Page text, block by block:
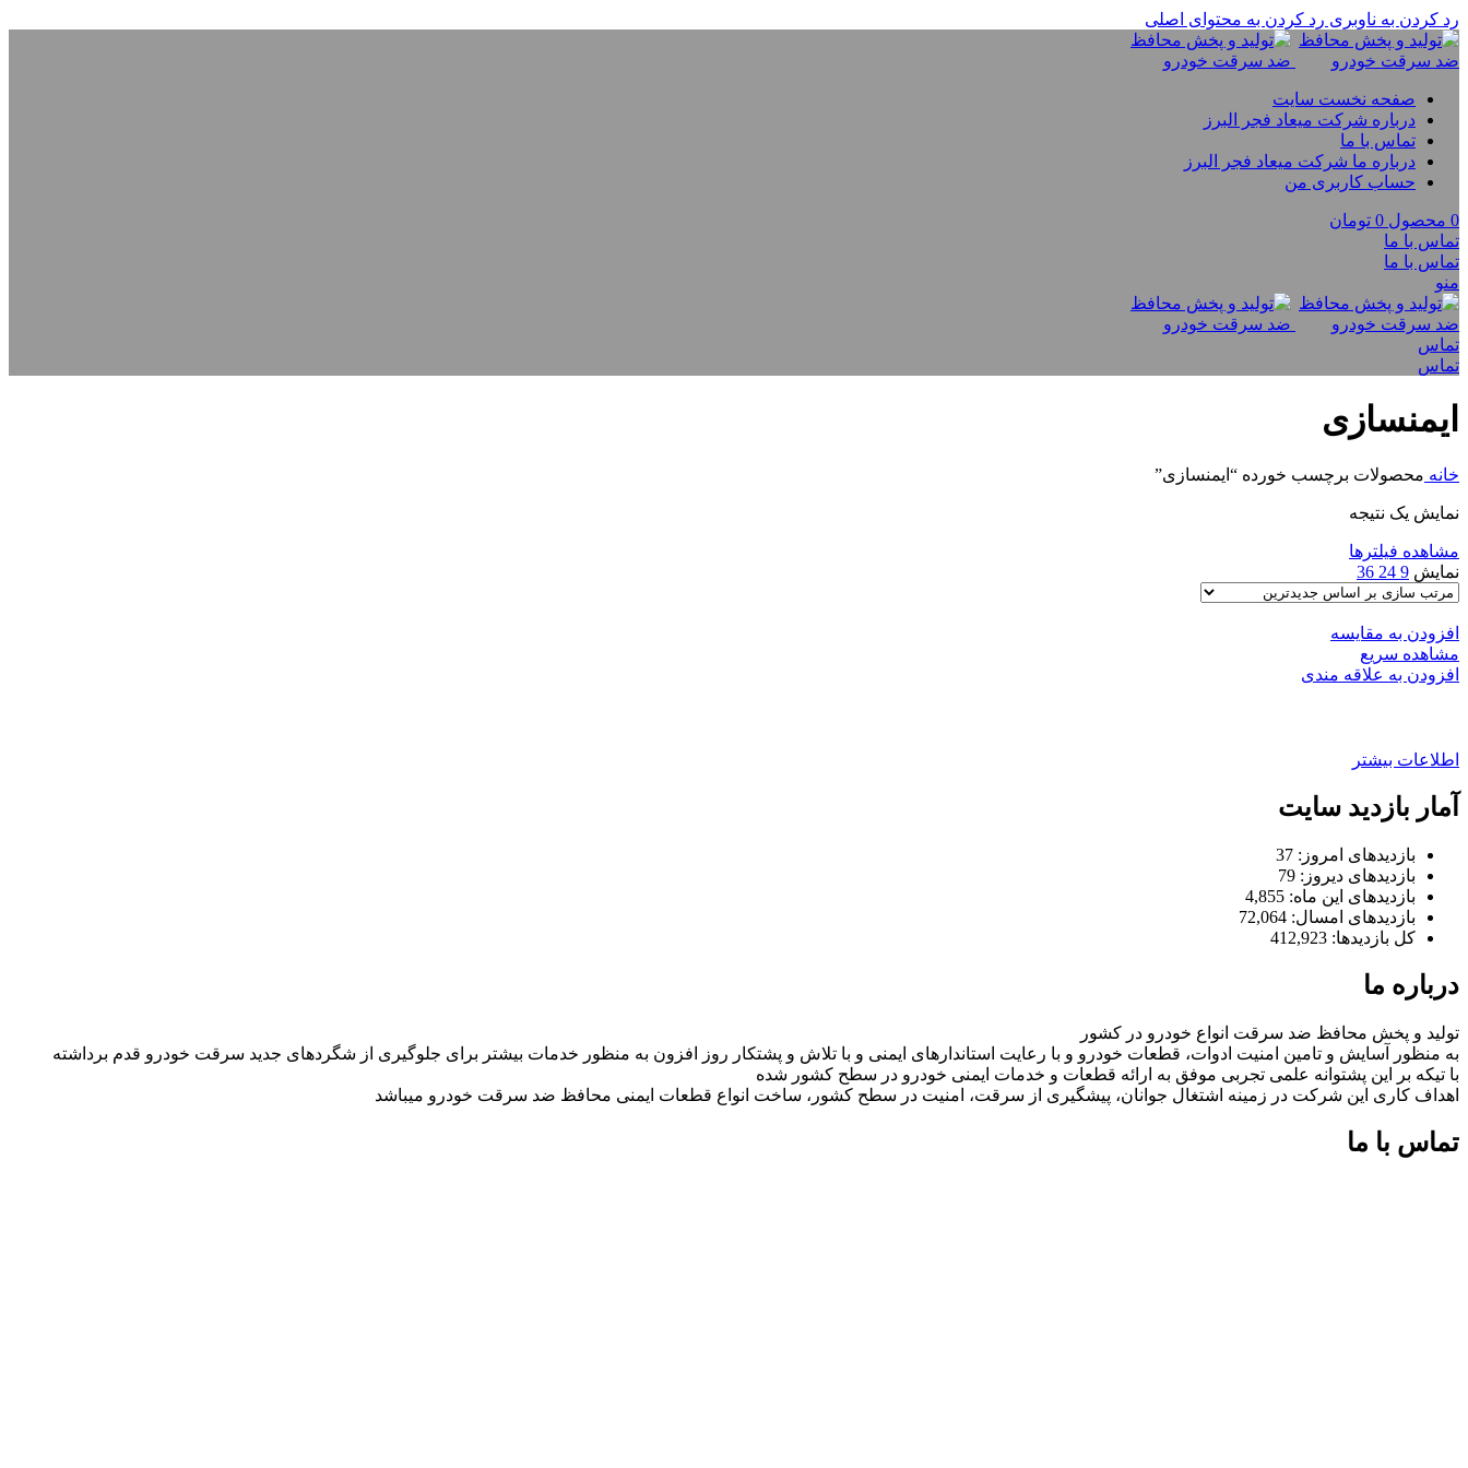
رد کردن به ناوبری رد کردن به محتوای اصلی
صفحه نخست سایت
درباره شرکت میعاد فجر البرز
تماس با ما
درباره ما شرکت میعاد فجر البرز
حساب کاربری من
0 محصول 0 تومان
تماس با ما
تماس با ما
منو
تماس
تماس
ایمنسازی
خانه محصولات برچسب خورده “ایمنسازی”
نمایش یک نتیجه
مشاهده فیلترها
نمایش 9
24
36
افزودن به مقایسه
مشاهده سریع
افزودن به علاقه مندی
اطلاعات بیشتر
آمار بازدید سایت
بازدیدهای امروز: 37
بازدیدهای دیروز: 79
بازدیدهای این ماه: 4,855
بازدیدهای امسال: 72,064
کل بازدیدها: 412,923
درباره ما
تولید و پخش محافظ ضد سرقت انواع خودرو در کشور
به منظور آسایش و تامین امنیت ادوات، قطعات خودرو و با رعایت استاندارهای ایمنی و با تلاش و پشتکار روز افزون به منظور خدمات بیشتر برای جلوگیری از شگردهای جدید سرقت خودرو قدم برداشته
با تیکه بر این پشتوانه علمی تجربی موفق به ارائه قطعات و خدمات ایمنی خودرو در سطح کشور شده
اهداف کاری این شرکت در زمینه اشتغال جوانان، پیشگیری از سرقت، امنیت در سطح کشور، ساخت انواع قطعات ایمنی محافظ ضد سرقت خودرو میباشد
تماس با ما